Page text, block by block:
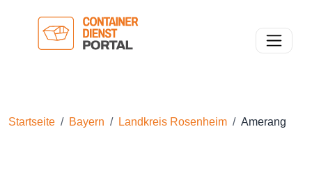
Toggle
Startseite Bayern Landkreis Rosenheim Amerang